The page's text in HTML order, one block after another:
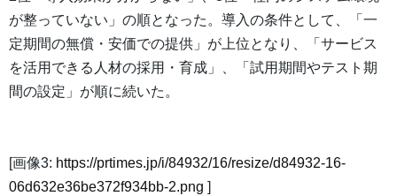
が整っていない」の順となった。導入の条件として、「一
定期間の無償・安価での提供」が上位となり、「サービス
を活用できる人材の採用・育成」、「試用期間やテスト期
間の設定」が順に続いた。
[画像3: https://prtimes.jp/i/84932/16/resize/d84932-16-
06d632e36be372f934bb-2.png ]